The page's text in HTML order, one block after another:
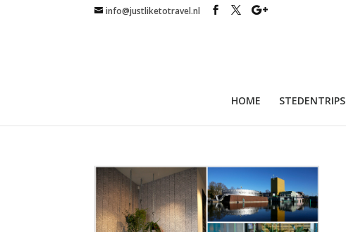
info@justliketotravel.nl
HOME STEDENTRIPS